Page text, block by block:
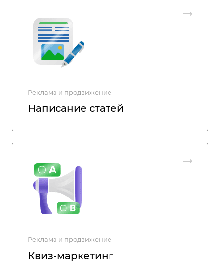
Реклама и продвижение
Написание статей
Реклама и продвижение
Квиз-маркетинг